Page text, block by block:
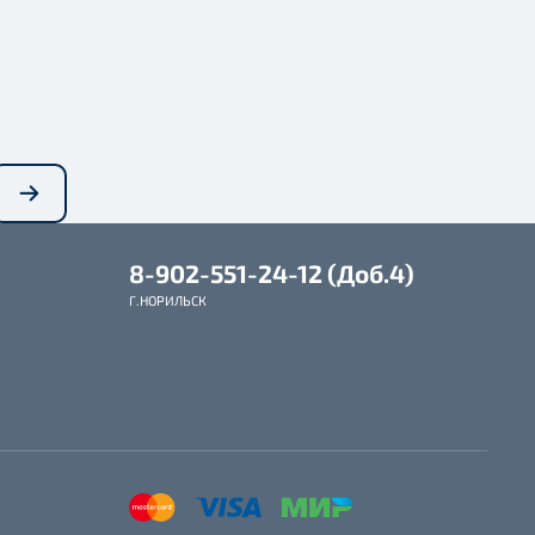
8-902-551-24-12 (Доб.4)
Г.НОРИЛЬСК